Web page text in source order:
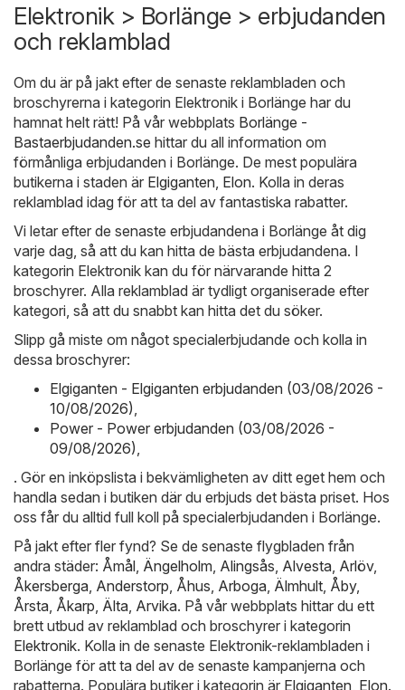
Elektronik > Borlänge > erbjudanden
och reklamblad
Om du är på jakt efter de senaste reklambladen och
broschyrerna i kategorin Elektronik i Borlänge har du
hamnat helt rätt! På vår webbplats Borlänge -
Bastaerbjudanden.se hittar du all information om
förmånliga erbjudanden i Borlänge. De mest populära
butikerna i staden är Elgiganten Elon. Kolla in deras
reklamblad idag för att ta del av fantastiska rabatter.
Vi letar efter de senaste erbjudandena i Borlänge åt dig
varje dag, så att du kan hitta de bästa erbjudandena. I
kategorin Elektronik kan du för närvarande hitta 2
broschyrer. Alla reklamblad är tydligt organiserade efter
kategori, så att du snabbt kan hitta det du söker.
Slipp gå miste om något specialerbjudande och kolla in
dessa broschyrer:
Elgiganten - Elgiganten erbjudanden (03/08/2026 -
10/08/2026)
Power - Power erbjudanden (03/08/2026 -
09/08/2026)
. Gör en inköpslista i bekvämligheten av ditt eget hem och
handla sedan i butiken där du erbjuds det bästa priset. Hos
oss får du alltid full koll på specialerbjudanden i Borlänge.
På jakt efter fler fynd? Se de senaste flygbladen från
andra städer: Åmål Ängelholm Alingsås Alvesta Arlöv,
Åkersberga Anderstorp Åhus Arboga Älmhult Åby,
Årsta Åkarp Älta Arvika. På vår webbplats hittar du ett
brett utbud av reklamblad och broschyrer i kategorin
Elektronik. Kolla in de senaste Elektronik-reklambladen i
Borlänge för att ta del av de senaste kampanjerna och
rabatterna. Populära butiker i kategorin är Elgiganten Elon.